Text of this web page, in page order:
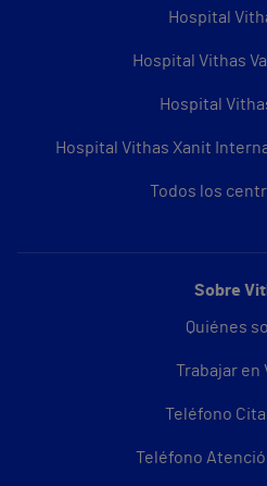
Hospital
Hospital Vithas
Hospital
Hospital Vithas Xanit
Todos los
Sobre
Quiénes
Trabajar en
Teléfono
Teléfono